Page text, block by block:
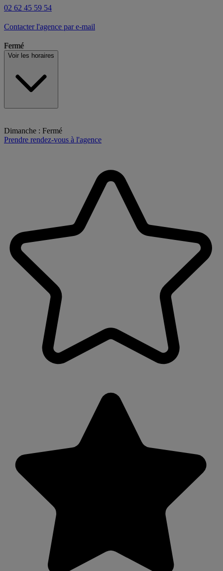
02 62 45 59 54
Contacter l'agence par e-mail
Fermé
Voir les horaires
Dimanche : Fermé
Prendre rendez-vous à l'agence